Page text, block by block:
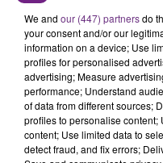
FIL D'ACTU
We and our (447) partnersdo
your consent and/or our
information on a device; Use
profiles for personalised
advertising; Measure
performance; Understand
of data from different sources;
profiles to personalise
content; Use limited data to
detect fraud, and fix errors;